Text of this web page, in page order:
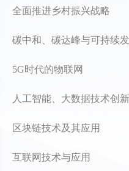
全面推进乡村振兴战略
碳中和、碳达峰与可持续
5G时代的物联网
人工智能、大数据技术创
区块链技术及其应用
互联网技术与应用